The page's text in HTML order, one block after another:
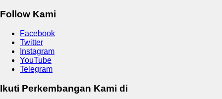
Follow Kami
Facebook
Twitter
Instagram
YouTube
Telegram
Ikuti Perkembangan Kami di